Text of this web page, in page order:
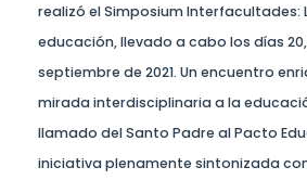
realizó el Simposium Interfacultades:
educación, llevado a cabo los días 20,
septiembre de 2021. Un encuentro
mirada interdisciplinaria a la
llamado del Santo Padre al Pacto
iniciativa plenamente sintonizada